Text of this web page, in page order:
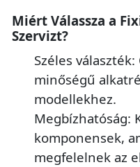
Miért Válassza a
Szervizt?
Széles
minőségű
modellekhez.
Megbízhatóság:
komponensek,
megfelelnek az